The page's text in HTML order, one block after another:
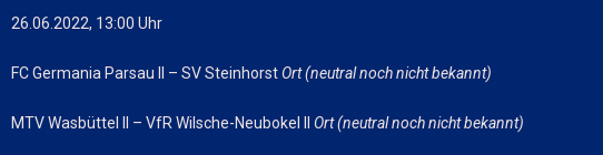
26.06.2022, 13:00 Uhr
FC Germania Parsau II – SV SteinhorstOrt (neutral noch nicht bekannt)
MTV Wasbüttel II – VfR Wilsche-Neubokel II Ort (neutral noch nicht bekannt)